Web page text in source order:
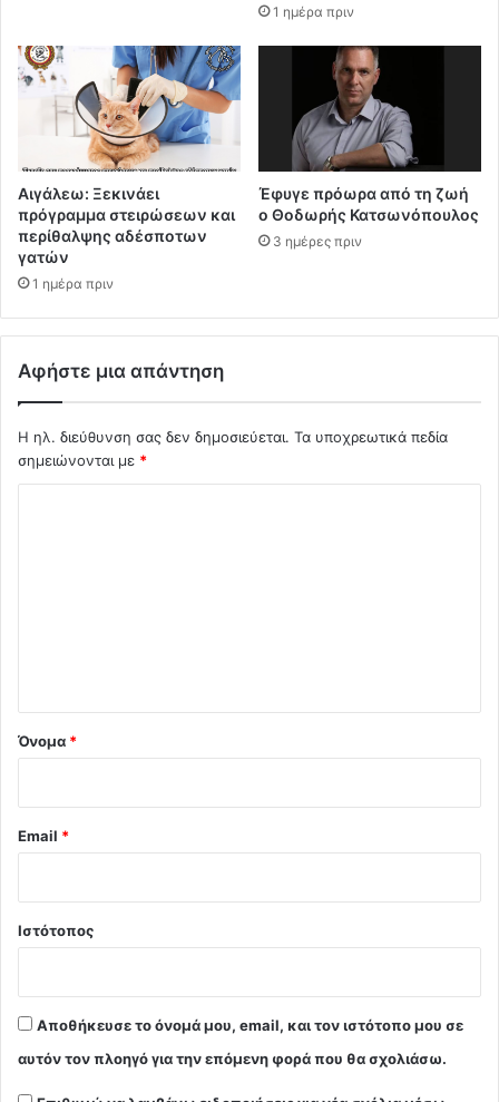
1 ημέρα πριν
Αιγάλεω: Ξεκινάει
πρόγραμμα στειρώσεων και
περίθαλψης αδέσποτων
γατών
1 ημέρα πριν
Έφυγε πρόωρα από τη ζωή
ο Θοδωρής Κατσωνόπουλος
3 ημέρες πριν
Αφήστε μια απάντηση
Η ηλ. διεύθυνση σας δεν δημοσιεύεται. Τα υποχρεωτικά πεδία
σημειώνονται με *
Όνομα *
Email *
Ιστότοπος
Αποθήκευσε το όνομά μου, email, και τον ιστότοπο μου σε
αυτόν τον πλοηγό για την επόμενη φορά που θα σχολιάσω.